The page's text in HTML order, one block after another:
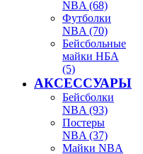
NBA (68)
Футболки
NBA (70)
Бейсбольные
майки НБА
(5)
АКСЕССУАРЫ
Бейсболки
NBA (93)
Постеры
NBA (37)
Майки NBA